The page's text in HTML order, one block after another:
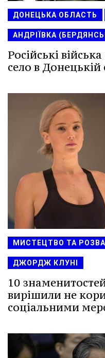
ДОНЕЦЬКА ОБЛАСТЬ
АНДРІЇВКА
Російські
село в Донецькій
МИСТЕЦТВО ТА
ДЖОРДЖ КЛУНІ
10
вирішили не
соціальними